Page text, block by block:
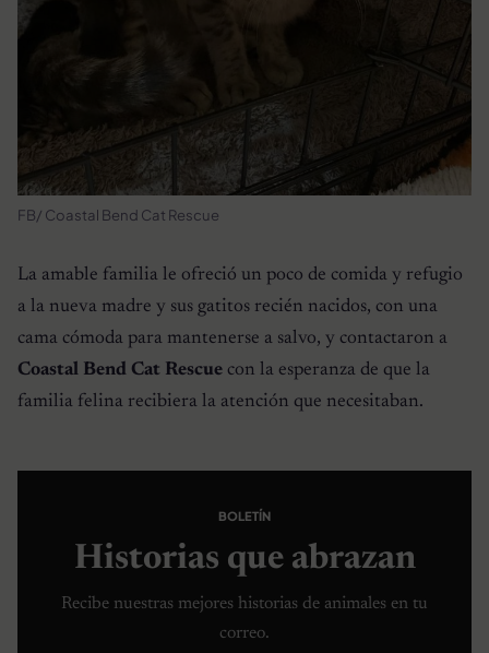
FB/ Coastal Bend Cat Rescue
La amable familia le ofreció un poco de comida y refugio
a la nueva madre y sus gatitos recién nacidos, con una
cama cómoda para mantenerse a salvo, y contactaron a
Coastal Bend Cat Rescue con la esperanza de que la
familia felina recibiera la atención que necesitaban.
BOLETÍN
Historias que abrazan
Recibe nuestras mejores historias de animales en tu
correo.